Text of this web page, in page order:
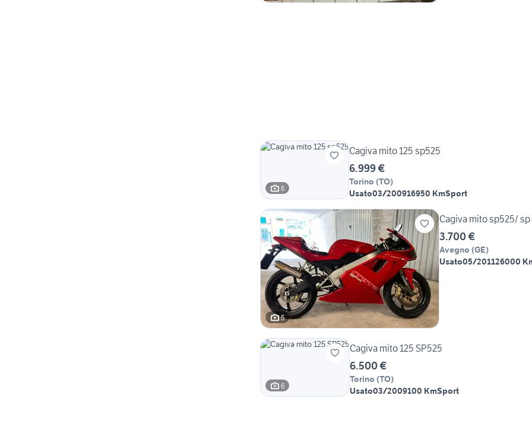
6
Cagiva mito 125 sp525
6.999 €
Torino (TO)
Usato03/200916950 KmSport
5
Cagiva mito sp525/ sp
3.700 €
Avegno (GE)
Usato05/201126000
6
Cagiva mito 125 SP525
6.500 €
Torino (TO)
Usato03/2009100 KmSport